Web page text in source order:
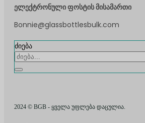
ელექტრონული ფოსტის მისამართი
Bonnie@glassbottlesbulk.com
ძიება
2024 © BGB - ყველა უფლება დაცულია.